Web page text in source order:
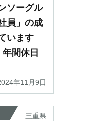
ソーグル
員」の成
います
年間休日
年11月9日
三重県